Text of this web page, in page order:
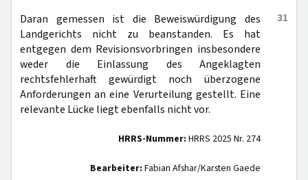
31
Daran gemessen ist die Beweiswürdigung des
Landgerichts nicht zu beanstanden. Es hat
entgegen dem Revisionsvorbringen insbesondere
weder die Einlassung des Angeklagten
rechtsfehlerhaft gewürdigt noch überzogene
Anforderungen an eine Verurteilung gestellt. Eine
relevante Lücke liegt ebenfalls nicht vor.
HRRS-Nummer: HRRS 2025 Nr. 274
Bearbeiter: Fabian Afshar/Karsten Gaede